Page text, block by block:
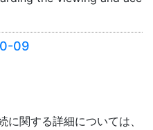
09
関する詳細については、「